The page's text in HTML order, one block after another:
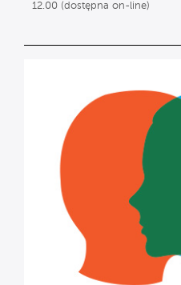
12.00 (dostępna on-line)